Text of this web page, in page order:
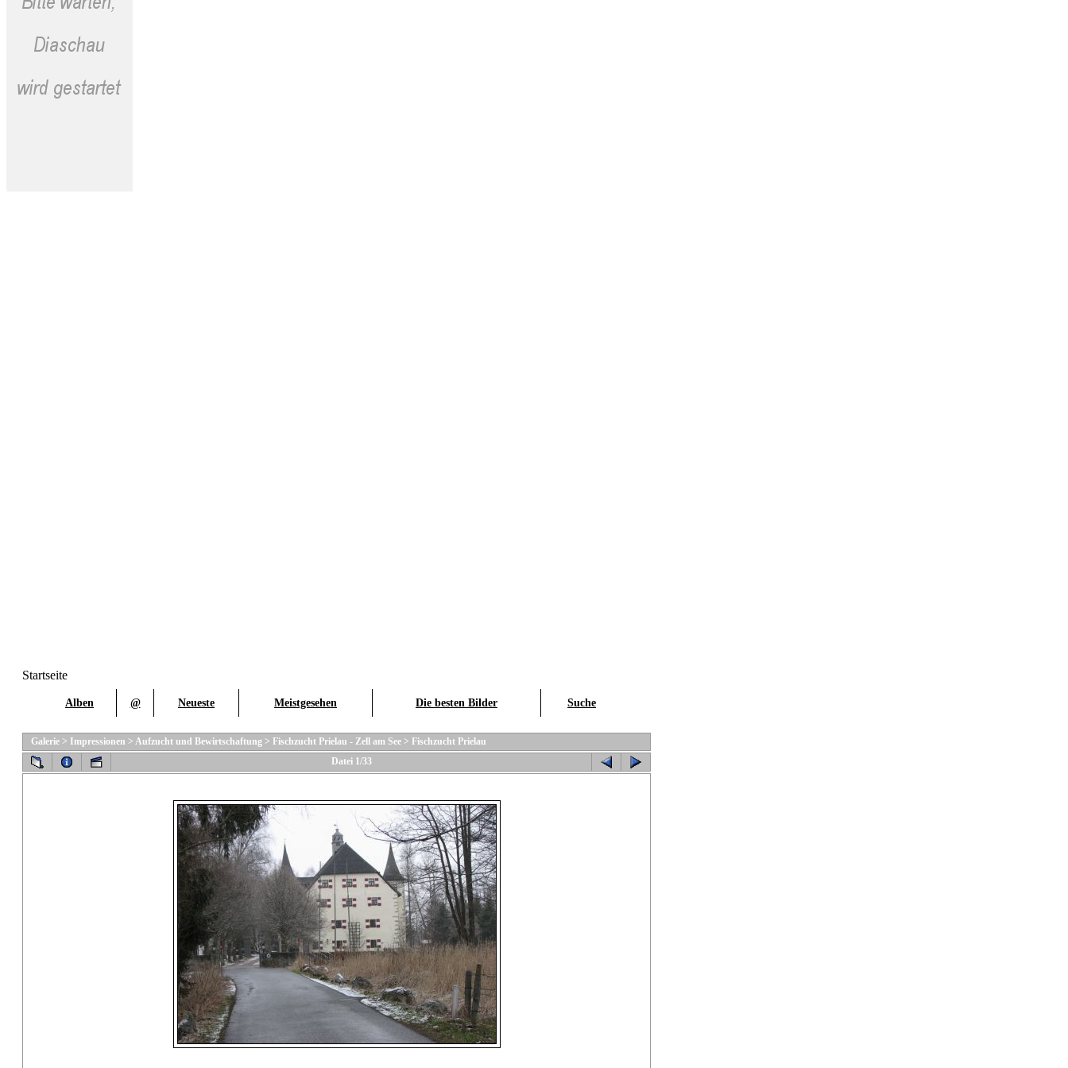
Startseite
Alben @ Neueste Meistgesehen Die besten Bilder Suche
Galerie > Impressionen > Aufzucht und Bewirtschaftung > Fischzucht Prielau - Zell am See > Fischzucht Prielau
Datei 1/33